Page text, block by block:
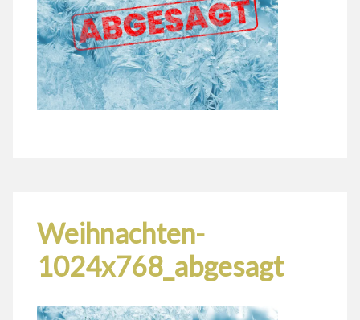
Weihnachten-
1024x768_abgesagt